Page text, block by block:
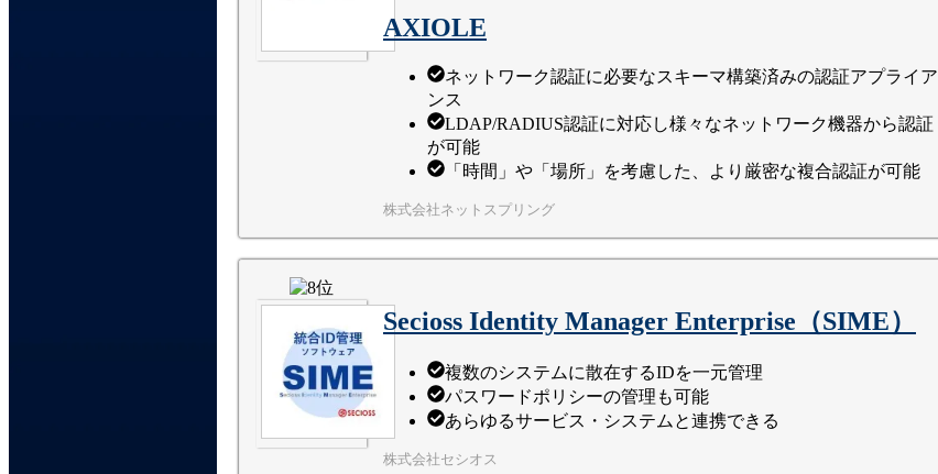
AXIOLE
ネットワーク認証に必要なスキーマ構築済みの認証アプライア
ンス
LDAP/RADIUS認証に対応し様々なネットワーク機器から認証
が可能
「時間」や「場所」を考慮した、より厳密な複合認証が可能
株式会社ネットスプリング
Secioss Identity Manager Enterprise（SIME）
複数のシステムに散在するIDを一元管理
パスワードポリシーの管理も可能
あらゆるサービス・システムと連携できる
株式会社セシオス